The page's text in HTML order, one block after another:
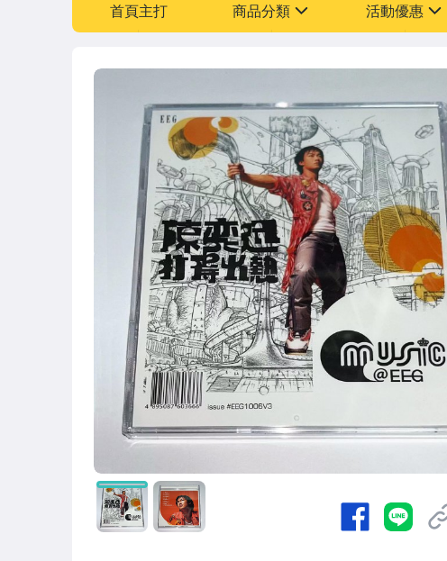
首頁主打 商品分類 活動優惠